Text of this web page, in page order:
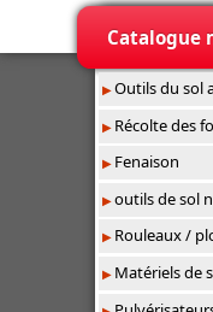
Catalogue
Outils du sol
Récolte des
Fenaison
outils de sol
Rouleaux /
Matériels de